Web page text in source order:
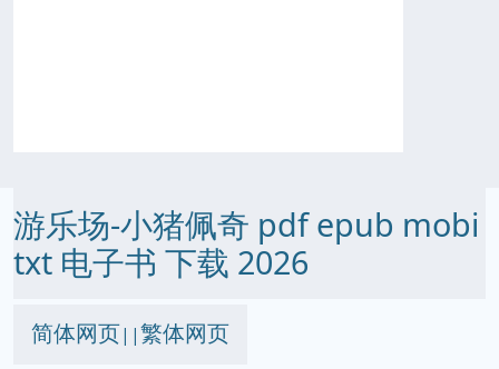
游乐场-小猪佩奇 pdf epub mobi
txt 电子书 下载 2026
简体网页||繁体网页